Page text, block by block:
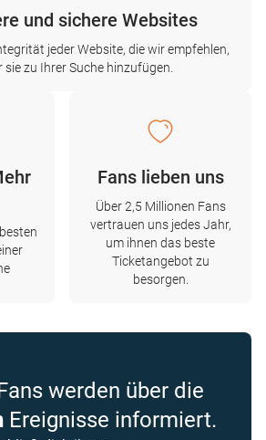
und sichere Websites
jeder Website, die wir empfehlen,
sie zu Ihrer Suche hinzufügen.
Fans lieben uns
Über 2,5 Millionen Fans
vertrauen uns jedes Jahr,
um ihnen das beste
Ticketangebot zu
besorgen.
werden über die
Ereignisse informiert.